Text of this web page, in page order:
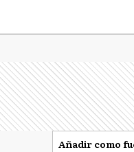
Añadir como